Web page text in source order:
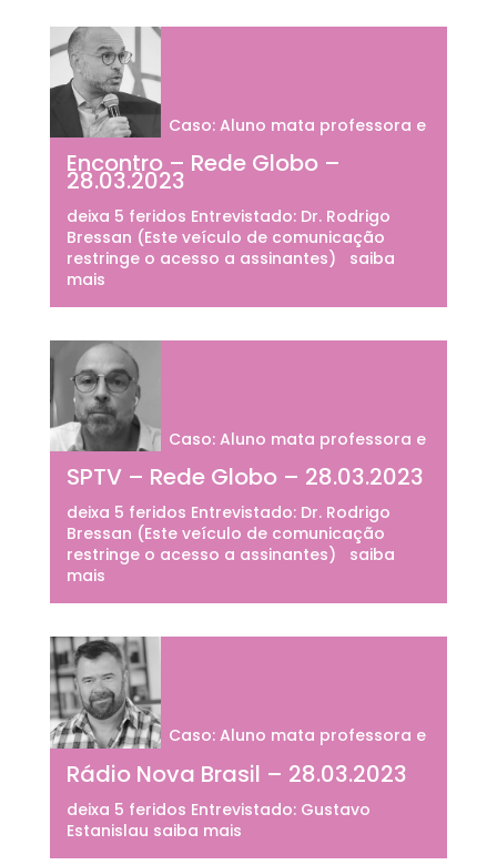
Encontro – Rede Globo –
28.03.2023
Caso: Aluno mata professora e
deixa 5 feridos Entrevistado: Dr. Rodrigo
Bressan (Este veículo de comunicação
restringe o acesso a assinantes) saiba
mais
SPTV – Rede Globo – 28.03.2023
Caso: Aluno mata professora e
deixa 5 feridos Entrevistado: Dr. Rodrigo
Bressan (Este veículo de comunicação
restringe o acesso a assinantes) saiba
mais
Rádio Nova Brasil – 28.03.2023
Caso: Aluno mata professora e
deixa 5 feridos Entrevistado: Gustavo
Estanislau saiba mais